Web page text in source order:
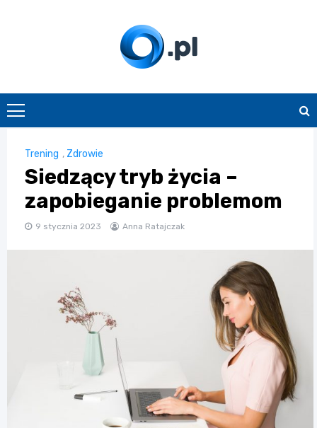
O.pl
Trening , Zdrowie
Siedzący tryb życia –
zapobieganie problemom
9 stycznia 2023 Anna Ratajczak